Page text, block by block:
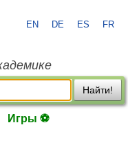
EN DE ES FR
Найти!
Игры ⚽